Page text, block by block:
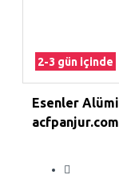
2-3 gün içinde
Esenler
acfpanjur.com